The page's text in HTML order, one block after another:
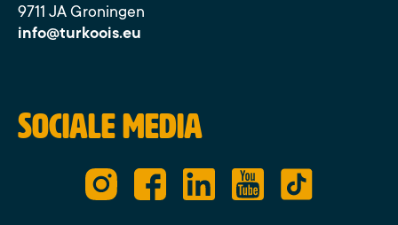
9711 JA Groningen
info@turkoois.eu
Sociale media